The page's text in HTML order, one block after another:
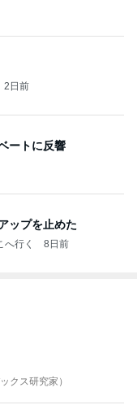
2日前
ートに反響
ップを止めた
へ行く 8日前
クス研究家）